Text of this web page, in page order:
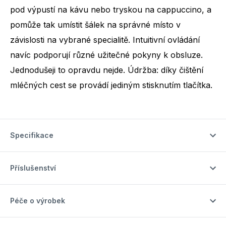
pod výpustí na kávu nebo tryskou na cappuccino, a
pomůže tak umístit šálek na správné místo v
závislosti na vybrané specialitě. Intuitivní ovládání
navíc podporují různé užitečné pokyny k obsluze.
Jednodušeji to opravdu nejde. Údržba: díky čištění
mléčných cest se provádí jediným stisknutím tlačítka.
Specifikace
Příslušenství
Péče o výrobek